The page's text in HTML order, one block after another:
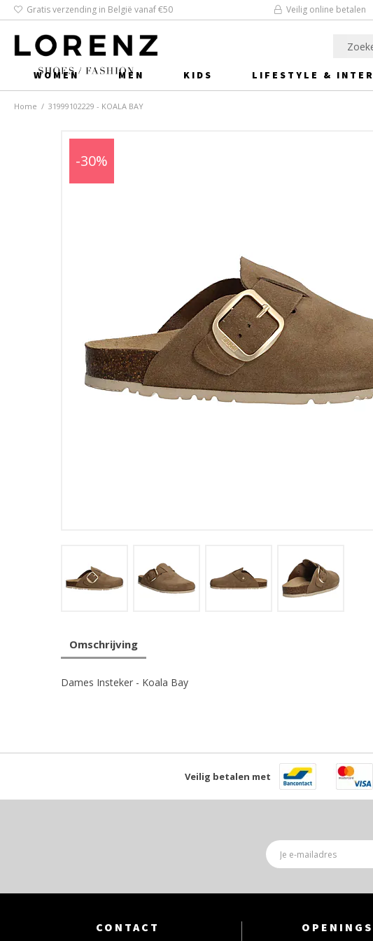
Gratis verzending in België vanaf €50 Veilig online betalen
WOMEN MEN KIDS LIFESTYLE &
Home / 31999102229 - KOALA BAY
-30%
Omschrijving
Dames Insteker - Koala Bay
Veilig betalen met
CONTACT